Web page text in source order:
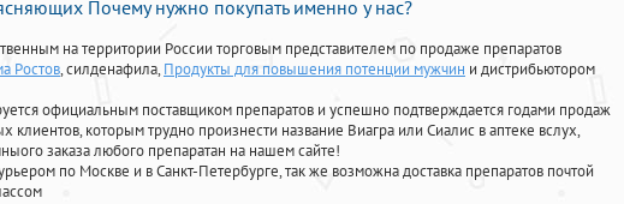
Почему нужно покупать именно у нас?
на территории России торговым представителем по продаже препаратов
Ростов, силденафила, Продукты для повышения потенции мужчин и дистрибьютором
официальным поставщиком препаратов и успешно подтверждается годами продаж
клиентов, которым трудно произнести название Виагра или Сиалис в аптеке вслух,
заказа любого препаратан на нашем сайте!
по Москве и в Санкт-Петербурге, так же возможна доставка препаратов почтой